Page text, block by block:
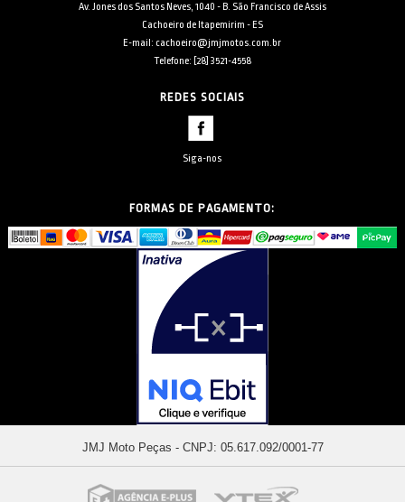
Av. Jones dos Santos Neves, 1040 - B. São Francisco de Assis
Cachoeiro de Itapemirim - ES
E-mail: cachoeiro@jmjmotos.com.br
Telefone: [28] 3521-4558
REDES SOCIAIS
Siga-nos
FORMAS DE PAGAMENTO:
JMJ Moto Peças - CNPJ: 05.617.092/0001-77